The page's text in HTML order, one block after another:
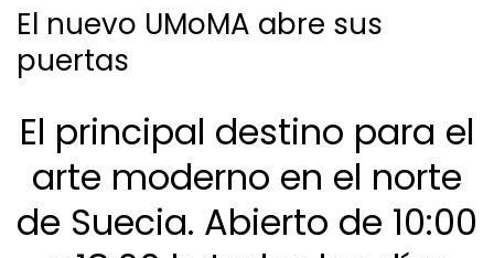
卡教授西语课
程
El nuevo UMoMA abre sus
puertas
El principal destino para el
arte moderno en el norte
de Suecia. Abierto de 10:00